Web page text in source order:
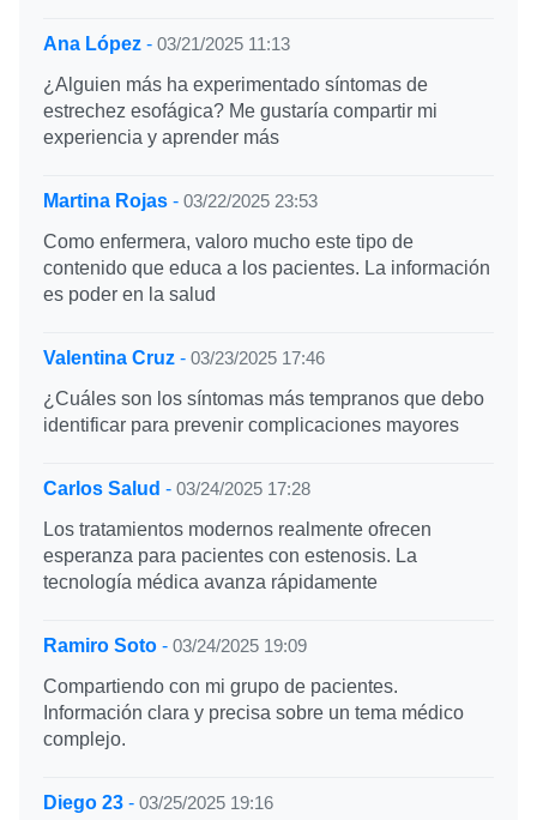
Ana López - 03/21/2025 11:13
¿Alguien más ha experimentado síntomas de
estrechez esofágica? Me gustaría compartir mi
experiencia y aprender más
Martina Rojas - 03/22/2025 23:53
Como enfermera, valoro mucho este tipo de
contenido que educa a los pacientes. La información
es poder en la salud
Valentina Cruz - 03/23/2025 17:46
¿Cuáles son los síntomas más tempranos que debo
identificar para prevenir complicaciones mayores
Carlos Salud - 03/24/2025 17:28
Los tratamientos modernos realmente ofrecen
esperanza para pacientes con estenosis. La
tecnología médica avanza rápidamente
Ramiro Soto - 03/24/2025 19:09
Compartiendo con mi grupo de pacientes.
Información clara y precisa sobre un tema médico
complejo.
Diego 23 - 03/25/2025 19:16